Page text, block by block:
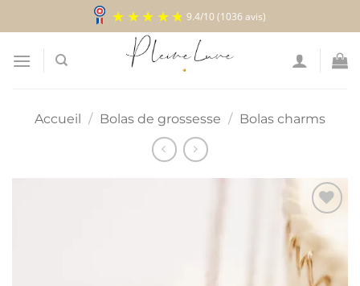
au
contenu
9.4/10(1036 avis)
Accueil / Bolas de grossesse / Bolas charms
à la
liste
d’envies